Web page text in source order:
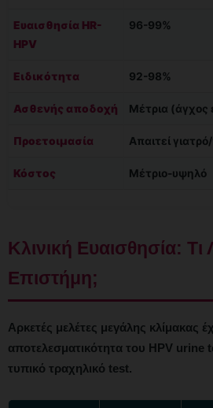
Ευαισθησία HR-
HPV
96-99%
Ειδικότητα 92-98%
Ασθενής αποδοχή Μέτρια (άγχος
Προετοιμασία Απαιτεί
Κόστος Μέτριο-υψηλό
Κλινική Ευαισθησία: Τι
Επιστήμη;
Αρκετές μελέτες μεγάλης κλίμακας
αποτελεσματικότητα του HPV urine
τυπικό τραχηλικό test.